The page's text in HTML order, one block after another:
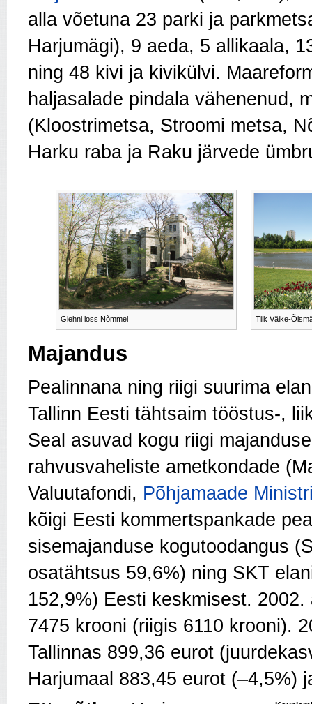
alla võetuna 23 parki ja
Harjumägi), 9 aeda, 5 allikaala,
ning 48 kivi ja kivikülvi.
haljasalade pindala vähenenud,
(Kloostrimetsa, Stroomi metsa,
Harku raba ja Raku järvede
Glehni loss Nõmmel Tiik Väike-
Majandus
Pealinnana ning riigi suurima
Tallinn Eesti tähtsaim tööstus-,
Seal asuvad kogu riigi
rahvusvaheliste ametkondade
Valuutafondi, Põhjamaade
kõigi Eesti kommertspankade
sisemajanduse kogutoodangus
osatähtsus 59,6%) ning SKT
152,9%) Eesti keskmisest.
7475 krooni (riigis 6110 krooni).
Tallinnas 899,36 eurot
Harjumaal 883,45 eurot (–4,5%)